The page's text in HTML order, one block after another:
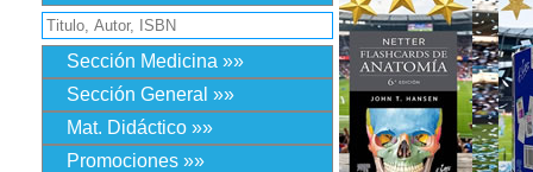
Sección Medicina »»
Sección General »»
Mat. Didáctico »»
Promociones »»